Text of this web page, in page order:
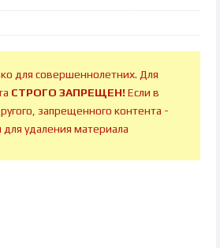
для совершеннолетних. Для
СТРОГО ЗАПРЕЩЕН!Если в
запрещенного контента -
для удаления материала